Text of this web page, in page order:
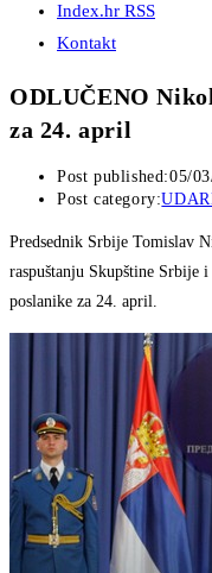
Index.hr RSS
Kontakt
ODLUČENO
za 24. april
Post published:05/
Post category:
Predsednik Srbije Tomislav
raspuštanju Skupštine Srbije
poslanike za 24. april.